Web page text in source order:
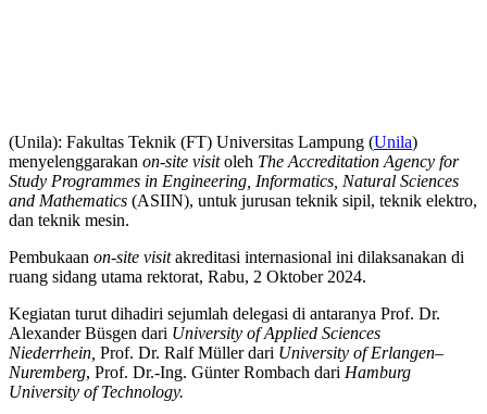
(Unila): Fakultas Teknik (FT) Universitas Lampung (Unila)
menyelenggarakan on-site visitoleh The Accreditation Agency for
Study Programmes in Engineering, Informatics, Natural Sciences
and Mathematics (ASIIN), untuk jurusan teknik sipil, teknik elektro,
dan teknik mesin.
Pembukaan on-site visitakreditasi internasional ini dilaksanakan di
ruang sidang utama rektorat, Rabu, 2 Oktober 2024.
Kegiatan turut dihadiri sejumlah delegasi di antaranya Prof. Dr.
Alexander Büsgen dari University of Applied Sciences
Niederrhein, Prof. Dr. Ralf Müller dari University of Erlangen–
Nuremberg, Prof. Dr.-Ing. Günter Rombach dari Hamburg
University of Technology.